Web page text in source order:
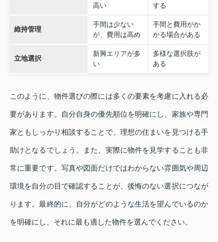
高い
する
維持管理
手間は少ない
が、費用は高め
手間と費用がか
かる場合がある
立地選択
新興エリアが多
い
多様な選択肢が
ある
このように、物件選びの際には多くの要素を考慮に入れる必
要があります。自分自身の優先順位を明確にし、家族や専門
家ともしっかり相談することで、理想の住まいを見つける手
助けとなるでしょう。また、実際に物件を見学することも非
常に重要です。写真や図面だけではわからない雰囲気や周辺
環境を自分の目で確認することが、後悔のない選択につなが
ります。最終的に、自分がどのような生活を望んでいるのか
を明確にし、それに最も適した物件を選んでください。